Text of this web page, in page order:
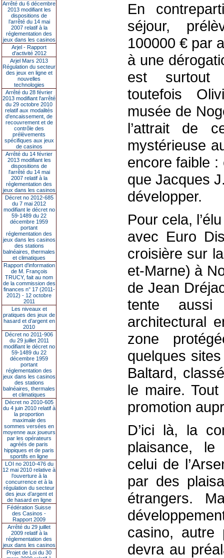
Arrêté du 6 décembre
2013 modifiant les
dispositions de
l’arrêté du 14 mai
2007 relatif à la
réglementation des
jeux dans les casinos
Arjel - Rapport
d'activité 2012
Arjel Mars 2013
Régulation du secteur
des jeux en ligne et
nouvelles
technologies
Arrêté du 28 février
2013 modifiant l'arrêté
du 29 octobre 2010
relatif aux modalités
d'encaissement, de
recouvrement et de
contrôle des
prélèvements
spécifiques aux jeux
de casinos
Arrêté du 14 février
2013 modifiant les
dispositions de
l'arrêté du 14 mai
2007 relatif à la
réglementation des
jeux dans les casinos
Décret no 2012-685
du 7 mai 2012
modifiant le décret no
59-1489 du 22
décembre 1959
portant
réglementation des
jeux dans les casinos
des stations
balnéaires, thermales
et climatiques
Rapport d'information
de M. François
TRUCY, fait au nom
de la commission des
finances n° 17 (2011-
2012) - 12 octobre
2011
Les niveaux et
pratiques des jeux de
hasard et d’argent en
2010
Décret no 2011-906
du 29 juillet 2011
modifiant le décret no
59-1489 du 22
décembre 1959
portant
réglementation des
jeux dans les casinos
des stations
balnéaires, thermales
et climatiques
Décret no 2010-605
du 4 juin 2010 relatif à
la proportion
maximale des
sommes versées en
moyenne aux joueurs
par les opérateurs
agréés de paris
hippiques et de paris
sportifs en ligne
LOI no 2010-476 du
12 mai 2010 relative à
l’ouverture à la
concurrence et à la
régulation du secteur
des jeux d’argent et
de hasard en ligne
Fédération Suisse
des Casinos -
Rapport 2009
Arrêté du 29 juillet
2009 relatif à la
réglementation des
jeux dans les casinos
Projet de Loi du 30
En
séjour,
100000 € par
à une
est surtout
toutefois
musée de
l’attrait de
mystérieuse
encore faible
que Jacques
développer.
Pour cela,
avec Euro
croisière sur
et-Marne) à
de Jean
tente
architectural
zone
quelques
Baltard,
le maire.
promotion
D’ici là, la
plaisance, le
celui de
par des
étrangers.
casino, autre
devra au